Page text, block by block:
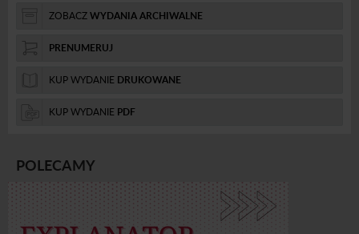
ZOBACZWYDANIA ARCHIWALNE
PRENUMERUJ
KUP WYDANIE DRUKOWANE
KUP WYDANIE PDF
POLECAMY